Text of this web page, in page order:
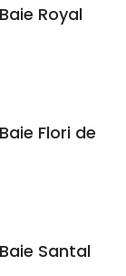
Royal
Flori de
Santal